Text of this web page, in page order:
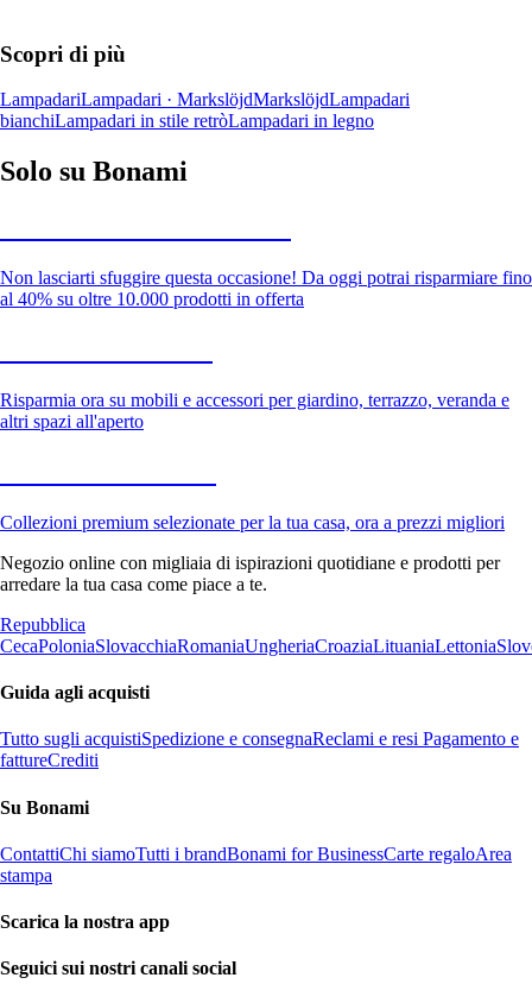
Scopri di più
LampadariLampadari · MarkslöjdMarkslöjdLampadari
bianchiLampadari in stile retròLampadari in legno
Solo su Bonami
Non lasciarti sfuggire questa occasione! Da oggi potrai risparmiare fino
al 40% su oltre 10.000 prodotti in offerta
Risparmia ora su mobili e accessori per giardino, terrazzo, veranda e
altri spazi all'aperto
Collezioni premium selezionate per la tua casa, ora a prezzi migliori
Negozio online con migliaia di ispirazioni quotidiane e prodotti per
arredare la tua casa come piace a te.
Repubblica
CecaPoloniaSlovacchiaRomaniaUngheriaCroaziaLituaniaLettonia
Guida agli acquisti
Tutto sugli acquistiSpedizione e consegnaReclami e resi Pagamento e
fattureCrediti
Su Bonami
ContattiChi siamoTutti i brandBonami for BusinessCarte regaloArea
stampa
Scarica la nostra app
Seguici sui nostri canali social